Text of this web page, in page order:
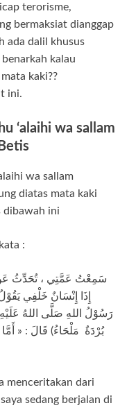
terorisme,
bermaksiat dianggap
ada dalil khusus
kalau
kaki??
ini.
‘alaihi wa sallam
wa sallam
diatas mata kaki
dibawah ini
:
سَمِعْتُ عَمَّتِي ، تُحَدِّثُ عَنْ
إِذَا إِنْسَانٌ خَلْفِي
رَسُوْلُ اللهِ صَلَّى اللهُ
بُرْدَةٌ مَلْحَاءُ) قَالَ : «
menceritakan dari
sedang berjalan di